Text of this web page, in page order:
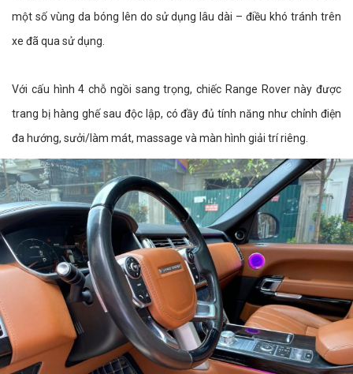
một số vùng da bóng lên do sử dụng lâu dài – điều khó tránh trên
xe đã qua sử dụng.
Với cấu hình 4 chỗ ngồi sang trọng, chiếc Range Rover này được
trang bị hàng ghế sau độc lập, có đầy đủ tính năng như chỉnh điện
đa hướng, sưởi/làm mát, massage và màn hình giải trí riêng.